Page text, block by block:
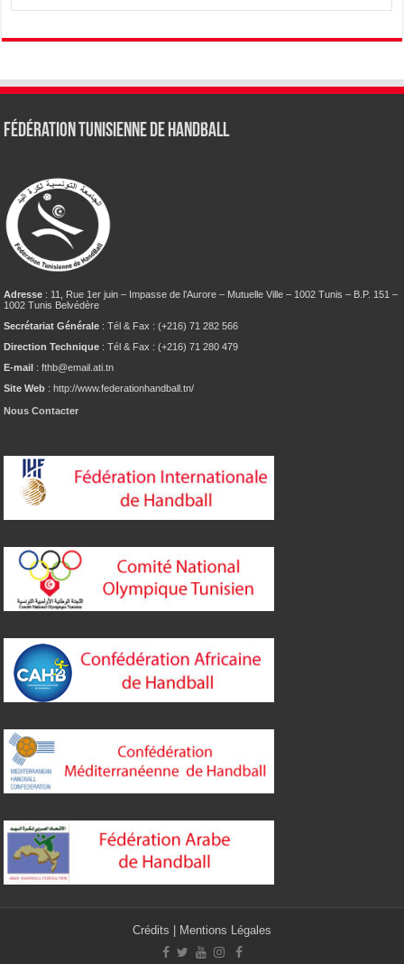
Fédération tunisienne de Handball
Adresse : 11, Rue 1er juin – Impasse de l’Aurore – Mutuelle Ville – 1002 Tunis – B.P. 151 –
1002 Tunis Belvédère
Secrétariat Générale : Tél & Fax : (+216) 71 282 566
Direction Technique : Tél & Fax : (+216) 71 280 479
E-mail : fthb@email.ati.tn
Site Web : http://www.federationhandball.tn/
Nous Contacter
Crédits Mentions Légales